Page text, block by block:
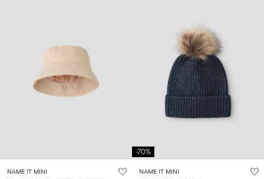
NAME IT MINI
-70%
NAME IT MINI